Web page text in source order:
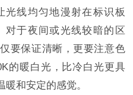
光线均匀地漫射在标识板
对于夜间或光线较暗的区
要保证清晰，更要注意色
的暖白光，比冷白光更具
和安定的感觉。